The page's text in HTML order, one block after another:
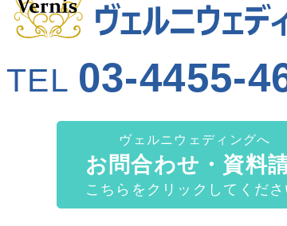
TEL 03-4455-
ヴェルニウェディングへ
お問合わせ・資料
こちらをクリックしてくだ